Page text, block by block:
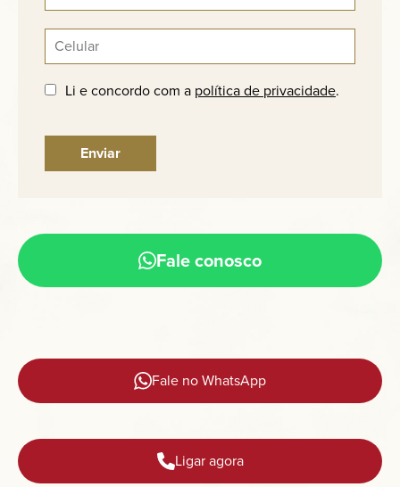
Li e concordo com a política de privacidade.
Fale conosco
Fale no WhatsApp
Ligar agora